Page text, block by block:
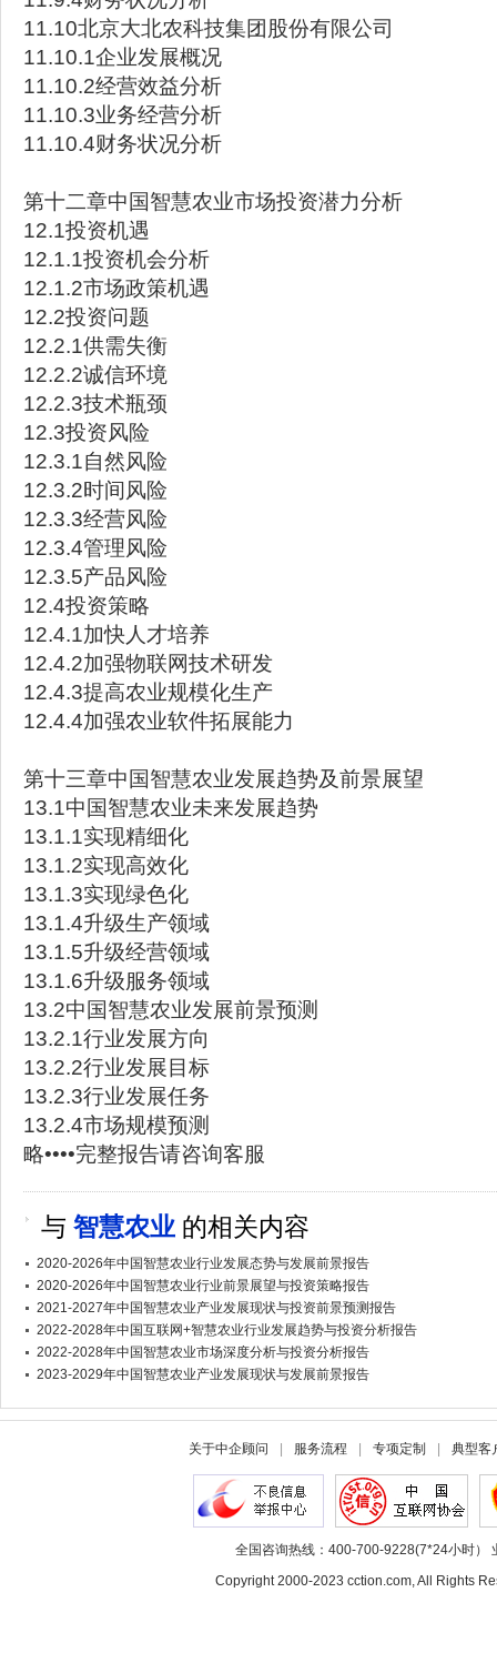
11.10北京大北农科技集团股份有限公司
11.10.1企业发展概况
11.10.2经营效益分析
11.10.3业务经营分析
11.10.4财务状况分析
第十二章中国智慧农业市场投资潜力分析
12.1投资机遇
12.1.1投资机会分析
12.1.2市场政策机遇
12.2投资问题
12.2.1供需失衡
12.2.2诚信环境
12.2.3技术瓶颈
12.3投资风险
12.3.1自然风险
12.3.2时间风险
12.3.3经营风险
12.3.4管理风险
12.3.5产品风险
12.4投资策略
12.4.1加快人才培养
12.4.2加强物联网技术研发
12.4.3提高农业规模化生产
12.4.4加强农业软件拓展能力
第十三章中国智慧农业发展趋势及前景展望
13.1中国智慧农业未来发展趋势
13.1.1实现精细化
13.1.2实现高效化
13.1.3实现绿色化
13.1.4升级生产领域
13.1.5升级经营领域
13.1.6升级服务领域
13.2中国智慧农业发展前景预测
13.2.1行业发展方向
13.2.2行业发展目标
13.2.3行业发展任务
13.2.4市场规模预测
略••••完整报告请咨询客服
与 智慧农业 的相关内容
2020-2026年中国智慧农业行业发展态势与发展前景报告
2020-2026年中国智慧农业行业前景展望与投资策略报告
2021-2027年中国智慧农业产业发展现状与投资前景预测报告
2022-2028年中国互联网+智慧农业行业发展趋势与投资分析报告
2022-2028年中国智慧农业市场深度分析与投资分析报告
2023-2029年中国智慧农业产业发展现状与发展前景报告
关于中企顾问 服务流程 专项定制 典型客
全国咨询热线：400-700-9228(7*24小时）
Copyright 2000-2023 cction.com, All Rights